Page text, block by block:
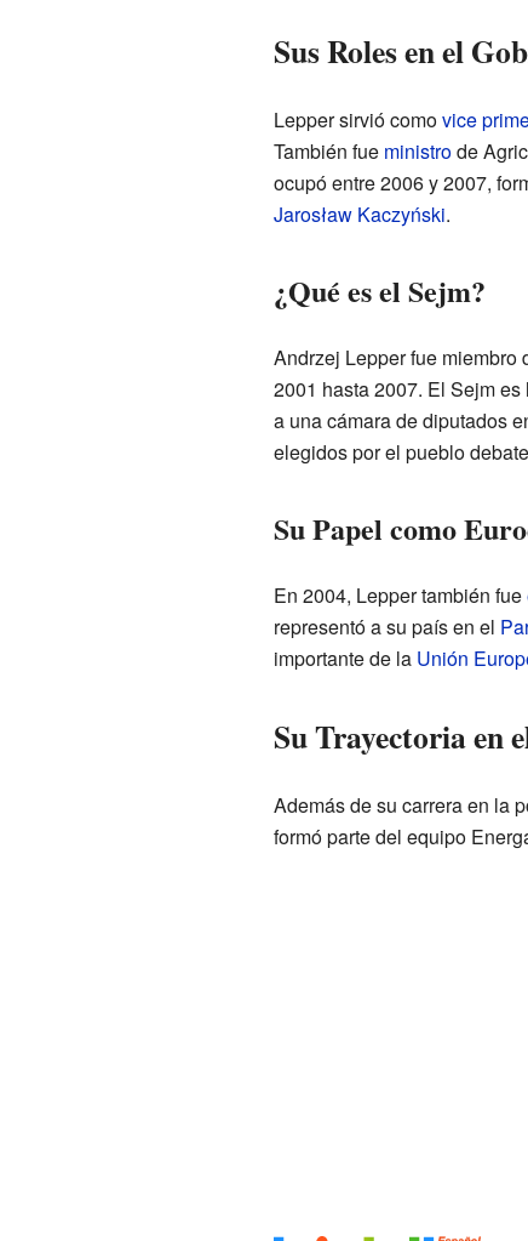
Sus Roles en el
Lepper sirvió comovice
También fue ministrode
ocupó entre 2006 y 2007,
Jarosław Kaczyński.
¿Qué es el Sejm?
Andrzej Lepper fue
2001 hasta 2007. El Sejm
a una cámara de diputados
elegidos por el pueblo
Su Papel como
En 2004, Lepper también fue
representó a su país en el
importante de la Unión
Su Trayectoria en
Además de su carrera en la
formó parte del equipo